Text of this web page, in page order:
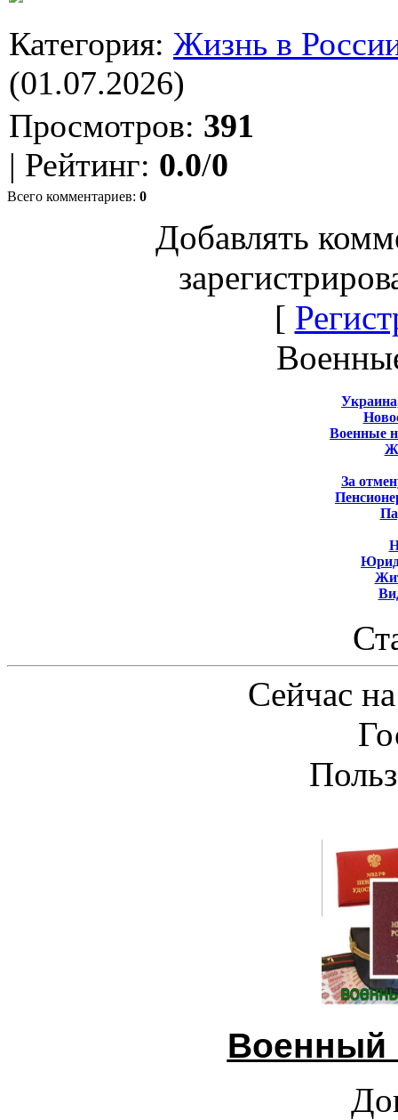
Категория: Жизнь в
(01.07.2026)
Просмотров: 391
| Рейтинг: 0.0/0
Всего комментариев: 0
Добавлять
[
Военные
За
Сейчас
Военный